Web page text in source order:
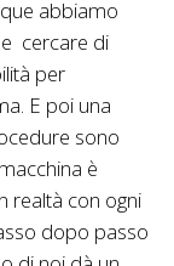
abbiamo
cercare di
per
E poi una
sono
è
realtà con ogni
dopo passo